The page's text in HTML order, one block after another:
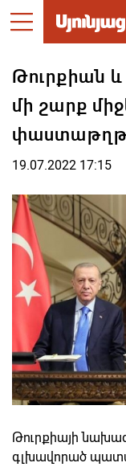
Թուրքիան
մի շարք
19.07.2022 17:15
Թուրքիայի
գլխավորած